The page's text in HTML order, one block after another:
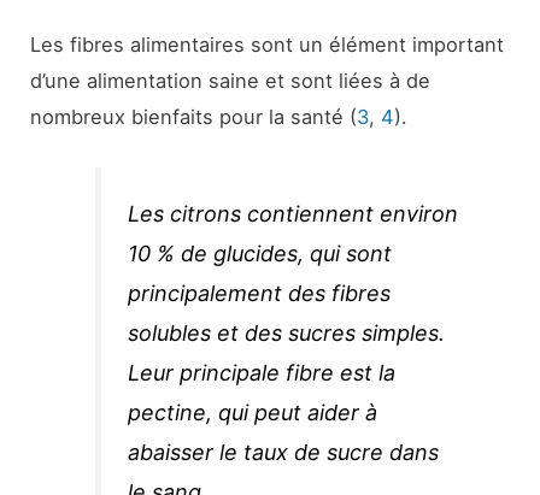
Les fibres alimentaires sont un élément important
d’une alimentation saine et sont liées à de
nombreux bienfaits pour la santé (3, 4).
Les citrons contiennent environ
10 % de glucides, qui sont
principalement des fibres
solubles et des sucres simples.
Leur principale fibre est la
pectine, qui peut aider à
abaisser le taux de sucre dans